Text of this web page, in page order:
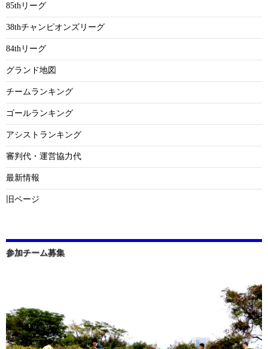
85thリーグ
38thチャンピオンズリーグ
84thリーグ
グランド地図
チームランキング
ゴールランキング
アシストランキング
審判代・運営協力代
最新情報
旧ページ
参加チーム募集